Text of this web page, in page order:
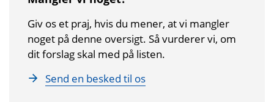
Giv os et praj, hvis du mener, at vi mangler
noget på denne oversigt. Så vurderer vi, om
dit forslag skal med på listen.
Send en besked til os